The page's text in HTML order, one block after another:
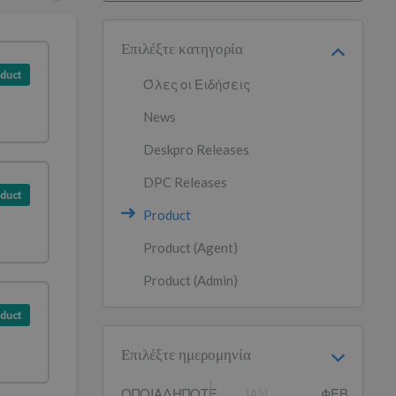
Επιλέξτε κατηγορία
Όλες οι Ειδήσεις
News
Deskpro Releases
DPC Releases
Product
Product (Agent)
Product (Admin)
Επιλέξτε ημερομηνία